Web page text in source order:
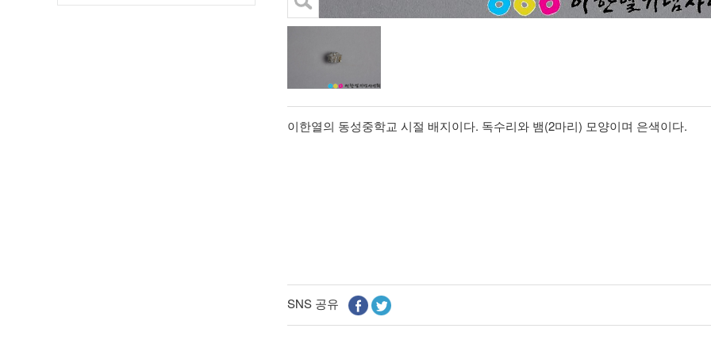
이한열의 동성중학교 시절 배지이다. 독수리와 뱀(2마리) 모양이며 은색이다.
SNS 공유